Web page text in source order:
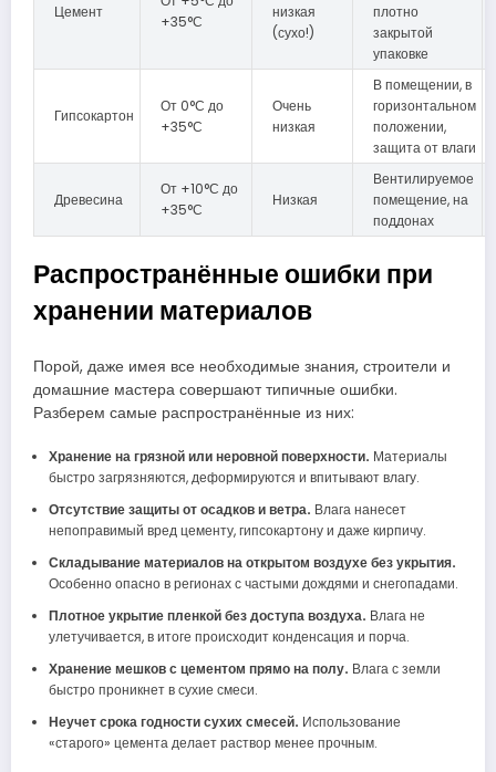
Цемент
+35°С
низкая
(сухо!)
плотно
закрытой
упаковке
Гипсокартон
От 0°С до
+35°С
Очень
низкая
В помещении, в
горизонтальном
положении,
защита от влаги
Древесина
От +10°С до
+35°С
Низкая
Вентилируемое
помещение, на
поддонах
Распространённые ошибки при
хранении материалов
Порой, даже имея все необходимые знания, строители и
домашние мастера совершают типичные ошибки.
Разберем самые распространённые из них:
Хранение на грязной или неровной поверхности. Материалы
быстро загрязняются, деформируются и впитывают влагу.
Отсутствие защиты от осадков и ветра. Влага нанесет
непоправимый вред цементу, гипсокартону и даже кирпичу.
Складывание материалов на открытом воздухе без укрытия.
Особенно опасно в регионах с частыми дождями и снегопадами.
Плотное укрытие пленкой без доступа воздуха. Влага не
улетучивается, в итоге происходит конденсация и порча.
Хранение мешков с цементом прямо на полу. Влага с земли
быстро проникнет в сухие смеси.
Неучет срока годности сухих смесей. Использование
«старого» цемента делает раствор менее прочным.